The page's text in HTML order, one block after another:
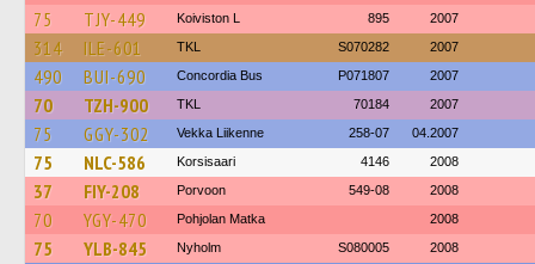
75 TJY-449 Koiviston L 895 2007
314 ILE-601 TKL S070282 2007
490 BUI-690 Concordia Bus P071807 2007
70 TZH-900 TKL 70184 2007
75 GGY-302 Vekka Liikenne 258-07 04.2007
75 NLC-586 Korsisaari 4146 2008
37 FIY-208 Porvoon 549-08 2008
70 YGY-470 Pohjolan Matka 2008
75 YLB-845 Nyholm S080005 2008